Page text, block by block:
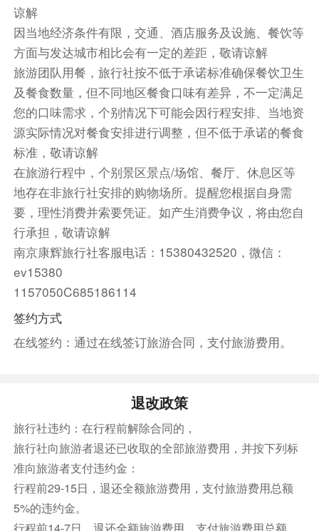
化遗产的魁北克老城，它是北美洲围有古城墙的城
市，亦为法裔人另一聚居之处，城内充满着浓厚的
欧陆色彩。抵达后市区游览（游览时间不少于3小
时）：
【魁北克古城】--北美洲保存完好的城墙之城，如
同一本活着的法兰西文明史书。当您踏进这座被联
合国教科文组织列入世界遗产的古城，每一步都走
在四百年的时光脉络上。
【炮台公园】--魁北克老城的心脏地带，静卧在圣
劳伦斯河畔的山崖上，这里不仅是城市制高点，更
是一座活的历史剧场。漫步于17世纪的军事堡垒
间，指尖划过斑驳石墙，仿佛能听见三百年前法英
军队的号角声。
【芳德娜古堡】--芳德娜古堡犹如一座从悬崖峭壁
点。这座拥有铜色尖顶的传奇酒店不仅是北美豪华
的古堡酒店，更是魁北克城的灵魂象征。
板铺就的蜿蜒小巷，将17世纪的法式风情完整封
印在鳞次栉比的石砌建筑中。
团队午餐
游览结束后返回蒙特利尔，晚餐特别为您安排【蒙
特利尔熏肉餐】：以香料腌制的牛胸肉熏烤而成，
熏肉香而不咸，肉质细腻，让人食指大动！
谅解
因当地经济条件有限，交通、酒店服务及设施、餐饮等
方面与发达城市相比会有一定的差距，敬请谅解
旅游团队用餐，旅行社按不低于承诺标准确保餐饮卫生
及餐食数量，但不同地区餐食口味有差异，不一定满足
您的口味需求，个别情况下可能会因行程安排、当地资
源实际情况对餐食安排进行调整，但不低于承诺的餐食
标准，敬请谅解
在旅游行程中，个别景区景点/场馆、餐厅、休息区等
地存在非旅行社安排的购物场所。提醒您根据自身需
要，理性消费并索要凭证。如产生消费争议，将由您自
行承担，敬请谅解
南京康辉旅行社客服电话：15380432520，微信：
ev15380
1157050C685186114
签约方式
在线签约：通过在线签订旅游合同，支付旅游费用。
退改政策
旅行社违约：在行程前解除合同的，
旅行社向旅游者退还已收取的全部旅游费用，并按下列标
准向旅游者支付违约金：
行程前29-15日，退还全额旅游费用，支付旅游费用总额
5%的违约金。